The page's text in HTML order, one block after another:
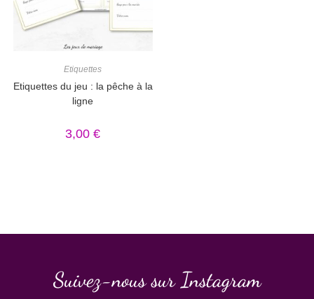
Etiquettes
Etiquettes du jeu : la pêche à la
ligne
3,00€
Suivez-nous sur Instagram